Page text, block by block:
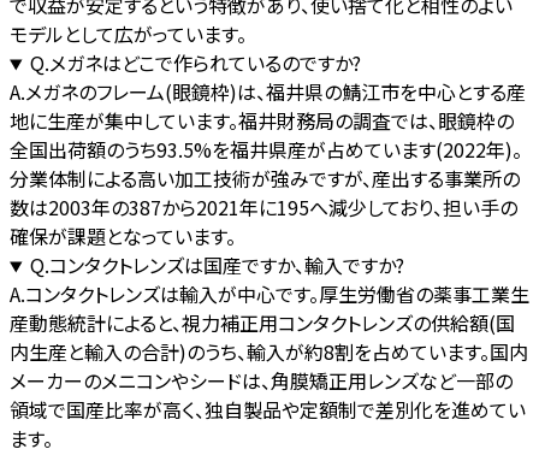
モデルとして広がっています。
Q.メガネはどこで作られているのですか?
A.メガネのフレーム(眼鏡枠)は、福井県の鯖江市を中心とする産
地に生産が集中しています。福井財務局の調査では、眼鏡枠の
全国出荷額のうち93.5%を福井県産が占めています(2022年)。
分業体制による高い加工技術が強みですが、産出する事業所の
数は2003年の387から2021年に195へ減少しており、担い手の
確保が課題となっています。
Q.コンタクトレンズは国産ですか、輸入ですか?
A.コンタクトレンズは輸入が中心です。厚生労働省の薬事工業生
産動態統計によると、視力補正用コンタクトレンズの供給額(国
内生産と輸入の合計)のうち、輸入が約8割を占めています。国内
メーカーのメニコンやシードは、角膜矯正用レンズなど一部の
領域で国産比率が高く、独自製品や定額制で差別化を進めてい
ます。